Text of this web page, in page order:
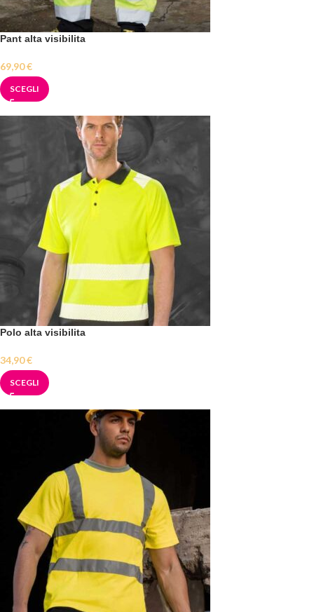
Pant alta visibilita
69,90€
SCEGLI
Polo alta visibilita
34,90€
SCEGLI